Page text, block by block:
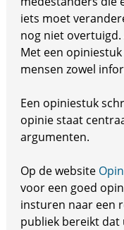
iets moet
nog niet overtuigd.
Met een
mensen zowel
Een opiniestuk
opinie staat
argumenten.
Op de website
voor een goed
insturen naar een
publiek bereikt dat